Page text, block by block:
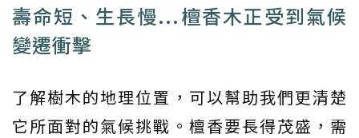
壽命短、生長慢...檀香木正受到氣候
變遷衝擊
了解樹木的地理位置，可以幫助我們更清楚
它所面對的氣候挑戰。檀香要長得茂盛，需